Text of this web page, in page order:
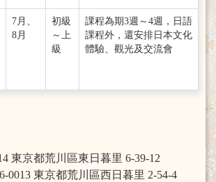
7月、
8月
初級
～上
級
課程為期3週～4週，日語
課程外，還安排日本文化
體驗、觀光及交流會
東京都荒川區東日暮里 6-39-12
0013 東京都荒川區西日暮里 2-54-4